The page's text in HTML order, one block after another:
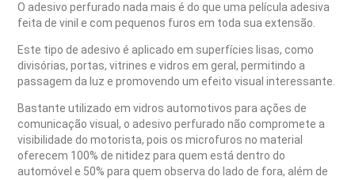
O adesivo perfurado nada mais é do que uma película adesiva
feita de vinil e com pequenos furos em toda sua extensão.
Este tipo de adesivo é aplicado em superfícies lisas, como
divisórias, portas, vitrines e vidros em geral, permitindo a
passagem da luz e promovendo um efeito visual interessante.
Bastante utilizado em vidros automotivos para ações de
comunicação visual, o adesivo perfurado não compromete a
visibilidade do motorista, pois os microfuros no material
oferecem 100% de nitidez para quem está dentro do
automóvel e 50% para quem observa do lado de fora, além de